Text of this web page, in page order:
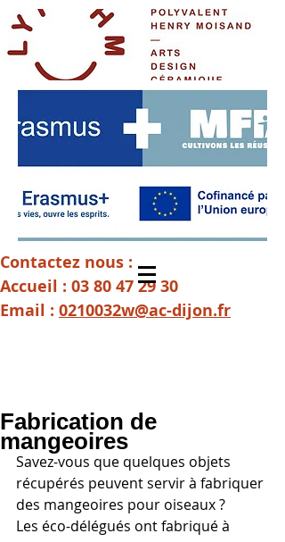
Contactez nous :
Accueil : 03 80 47 29 30
Email : 0210032w@ac-dijon.fr
Fabrication de
mangeoires
Savez-vous que quelques objets
récupérés peuvent servir à fabriquer
des mangeoires pour oiseaux ?
Les éco-délégués ont fabriqué à